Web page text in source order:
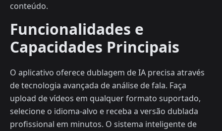
conteúdo.
Funcionalidades e
Capacidades Principais
O aplicativo oferece dublagem de IA precisa através
de tecnologia avançada de análise de fala. Faça
upload de vídeos em qualquer formato suportado,
selecione o idioma-alvo e receba a versão dublada
profissional em minutos. O sistema inteligente de